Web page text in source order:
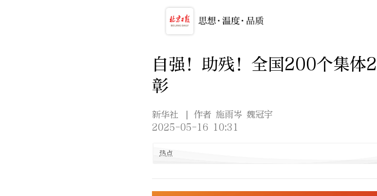
自强！助残！全国200个集体
彰
新华社
| 作者 施雨岑 魏冠宇
2025-05-16 10:31
热点